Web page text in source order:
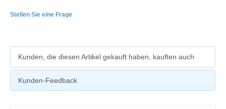
Stellen Sie eine Frage
Kunden, die diesen Artikel gekauft haben, kauften auch
Kunden-Feedback